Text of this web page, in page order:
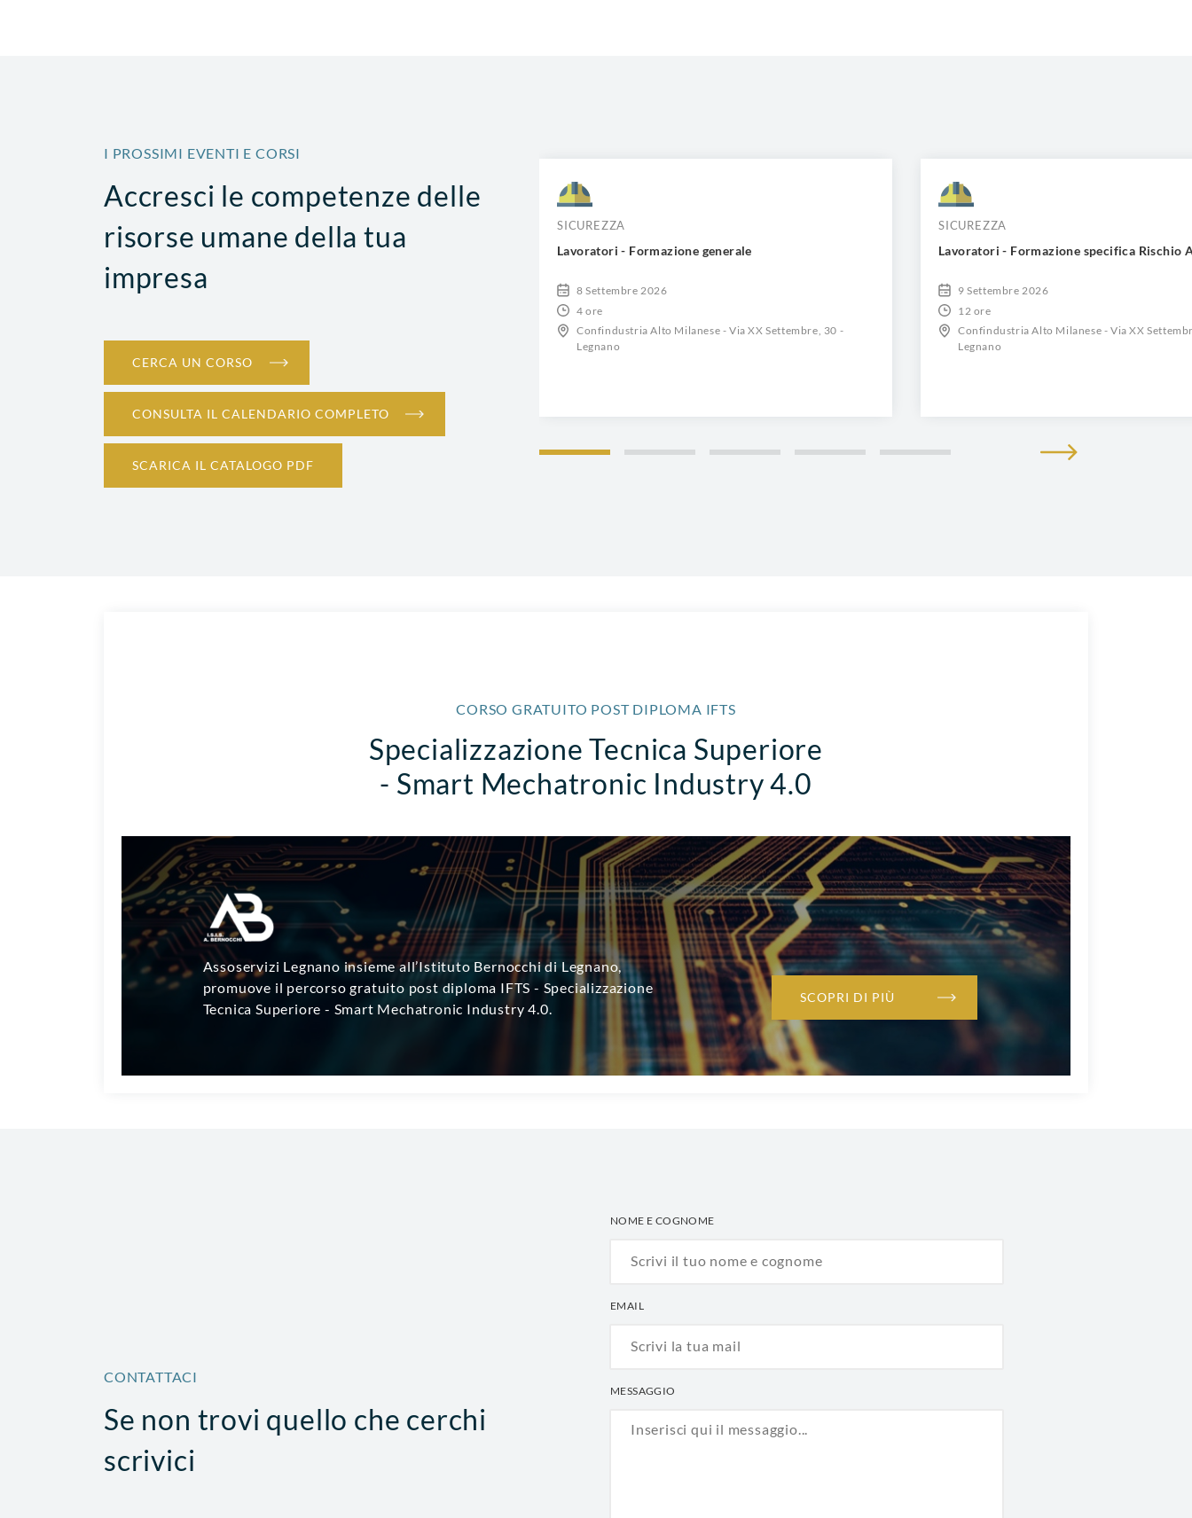
I PROSSIMI EVENTI E CORSI
Accresci le competenze delle
risorse umane della tua
impresa
CERCA UN CORSO
CONSULTA IL CALENDARIO COMPLETO
SCARICA IL CATALOGO PDF
alla conduzione
PAV e PES - Formazione
15 Settembre 2026
SICUREZZA
Lavoratori - Formazione generale
8 Settembre 2026
4 ore
Confindustria Alto Milanese - Via XX Settembre, 30 -
Legnano
SICUREZZA
Lavoratori - Formazione specifica Rischio
9 Settembre 2026
12 ore
Confindustria Alto Milanese - Via XX
Legnano
CORSO GRATUITO POST DIPLOMA IFTS
Specializzazione Tecnica Superiore
- Smart Mechatronic Industry 4.0
Assoservizi Legnano insieme all’Istituto Bernocchi di Legnano,
promuove il percorso gratuito post diploma IFTS - Specializzazione
Tecnica Superiore - Smart Mechatronic Industry 4.0.
SCOPRI DI PIÙ
CONTATTACI
Se non trovi quello che cerchi
scrivici
NOME E COGNOME
EMAIL
MESSAGGIO